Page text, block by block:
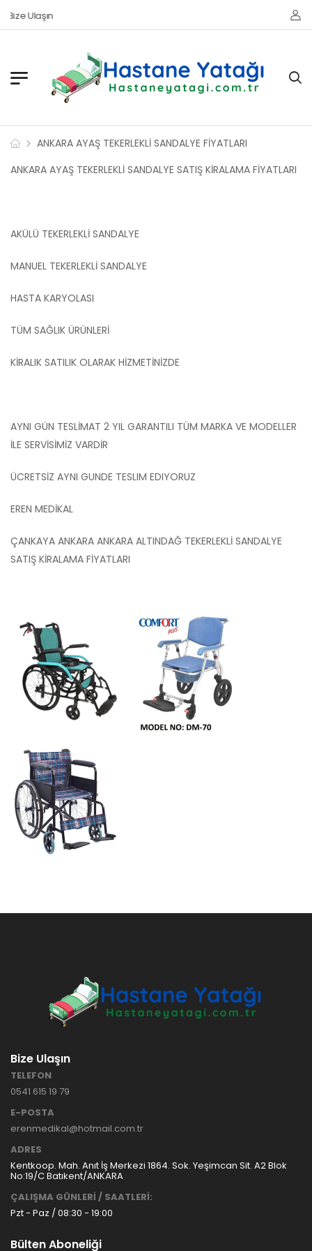
Bize Ulaşın
ANKARA AYAŞ TEKERLEKLİ SANDALYE FİYATLARI
ANKARA AYAŞ TEKERLEKLİ SANDALYE SATIŞ KİRALAMA FİYATLARI
AKÜLÜ TEKERLEKLİ SANDALYE
MANUEL TEKERLEKLİ SANDALYE
HASTA KARYOLASI
TÜM SAĞLIK ÜRÜNLERİ
KİRALIK SATILIK OLARAK HİZMETİNİZDE
AYNI GÜN TESLİMAT 2 YIL GARANTILI TÜM MARKA VE MODELLER
İLE SERVİSİMİZ VARDİR
ÜCRETSİZ AYNI GUNDE TESLIM EDIYORUZ
EREN MEDİKAL
ÇANKAYA ANKARA ANKARA ALTINDAĞ TEKERLEKLİ SANDALYE
SATIŞ KİRALAMA FİYATLARI
Bize Ulaşın
TELEFON
0541 615 19 79
E-POSTA
erenmedikal@hotmail.com.tr
ADRES
Kentkoop. Mah. Anıt İş Merkezi 1864. Sok. Yeşimcan Sit. A2 Blok
No:19/C Batıkent/ANKARA
ÇALIŞMA GÜNLERİ / SAATLERİ:
Pzt - Paz / 08:30 - 19:00
Bülten Aboneliği